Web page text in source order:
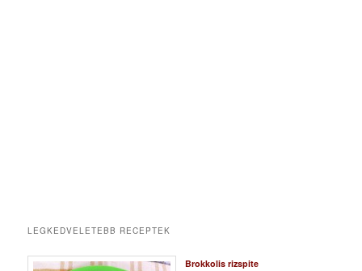
LEGKEDVELETEBB RECEPTEK
Brokkolis rizspite